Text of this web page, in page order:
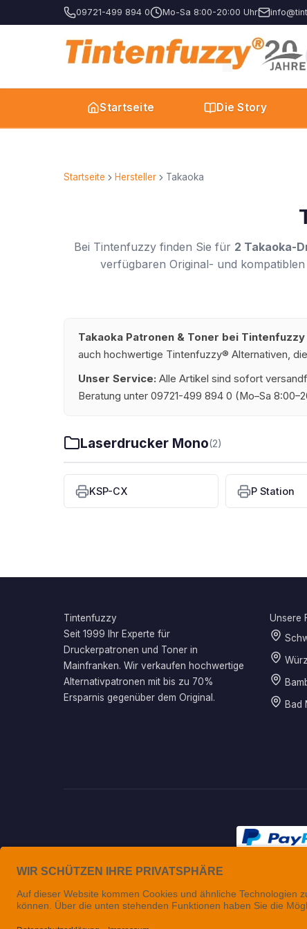
09721-499 894 0 Mo-Sa 8:00-20:00 Uhr
Startseite Die Story
Startseite Hersteller Takaoka
Bei Tintenfuzzy finden Sie für 2 Takaoka-
verfügbaren Original- und
Takaoka Patronen & Toner bei Tintenfuzzy
auch hochwertige Tintenfuzzy® Alternativen,
Unser Service: Alle Artikel sind sofort
Beratung unter 09721-499 894 0 (Mo–Sa
Laserdrucker Mono(2)
KSP-CX P Station
Tintenfuzzy
Seit 1999 Ihr Experte für
Druckerpatronen und Toner in
Mainfranken. Wir verkaufen hochwertige
Alternativpatronen mit bis zu 70%
Ersparnis gegenüber dem Original.
Unsere
Bad